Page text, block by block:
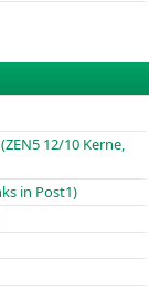
12/10 Kerne,
in Post1)